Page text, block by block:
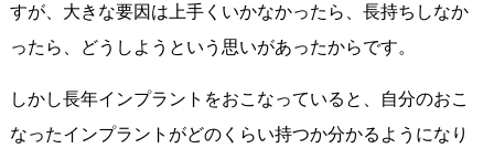
すが、大きな要因は上手くいかなかったら、長持ちしなか
ったら、どうしようという思いがあったからです。
しかし長年インプラントをおこなっていると、自分のおこ
なったインプラントがどのくらい持つか分かるようになり